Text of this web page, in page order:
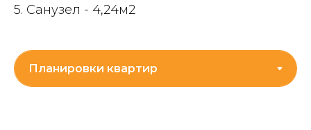
5. Санузел - 4,24м2